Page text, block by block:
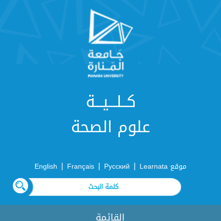
كــلـــيـــة
علوم الصحة
موقع Learnata |
Русский
|
Français
|
English
القائمة